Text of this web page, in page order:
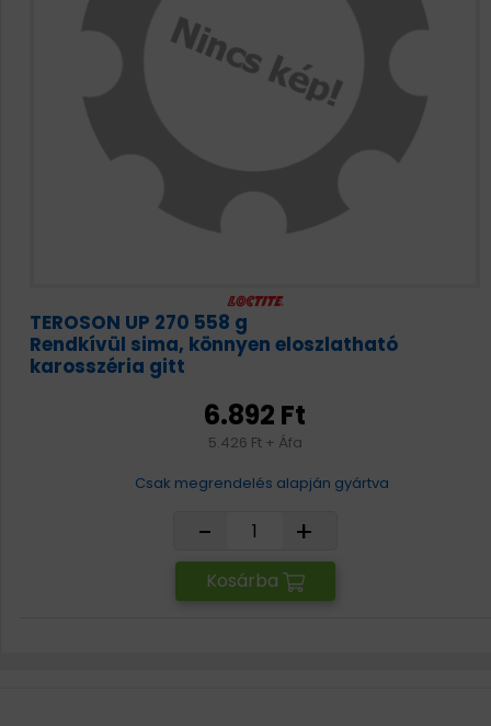
TEROSON UP 270 558 g
Rendkívül sima, könnyen eloszlatható
karosszéria gitt
6.892 Ft
5.426 Ft + Áfa
Csak megrendelés alapján gyártva
- +
Kosárba